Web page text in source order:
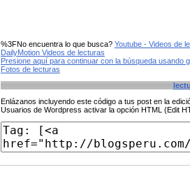
%3FNo encuentra lo que busca? Youtube - Videos de
DailyMotion Videos de lecturas
Presione aquí para continuar con la búsqueda usando
Fotos de lecturas
Enlázanos incluyendo este código a tus post en la
Usuarios de Wordpress activar la opción HTML (Edit